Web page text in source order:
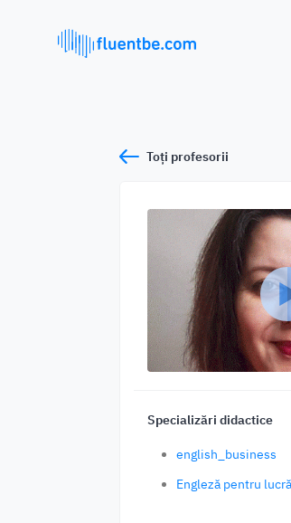
Toți profesorii
Specializări didactice
english_business
Engleză pentru